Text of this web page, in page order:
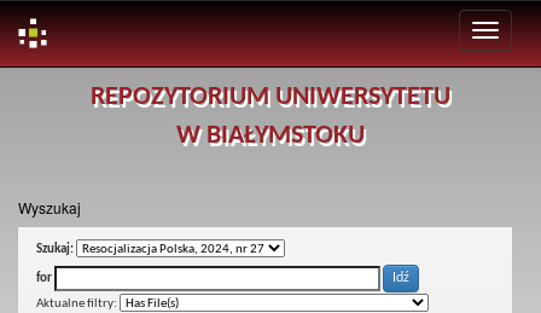
REPOZYTORIUM UNIWERSYTETU
W BIAŁYMSTOKU
Wyszukaj
Szukaj:
for
Aktualne filtry: